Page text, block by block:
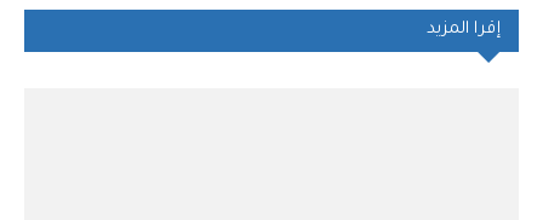
إقرا المزيد